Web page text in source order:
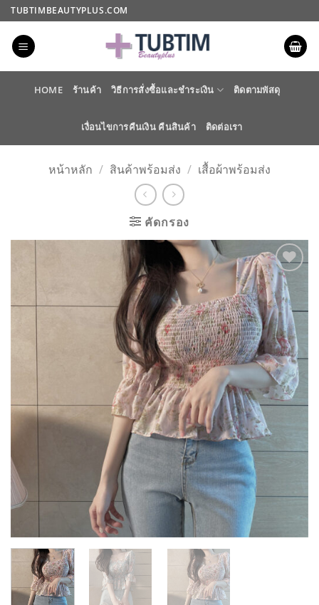
ข้าม
ไป
เนื้อหา
TUBTIMBEAUTYPLUS.COM
HOME ร้านค้า วิธีการสั่งซื้อและชำระเงิน ติดตามพัสดุ
เงื่อนไขการคืนเงิน คืนสินค้า ติดต่อเรา
หน้าหลัก / สินค้าพร้อมส่ง / เสื้อผ้าพร้อมส่ง
คัดกรอง
ADD TO
WISHLIST